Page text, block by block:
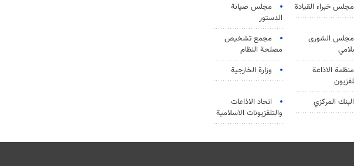
مجلس خبراء القيادة
مجلس صيانة
الدستور
مجلس الشورى
مجمع تشخيص
مصلحة النظام
منظمة الاذاعة
وزارة الخارجية
البنك المركزي
اتحاد الاذاعات
والتلفزيونات الاسلامية